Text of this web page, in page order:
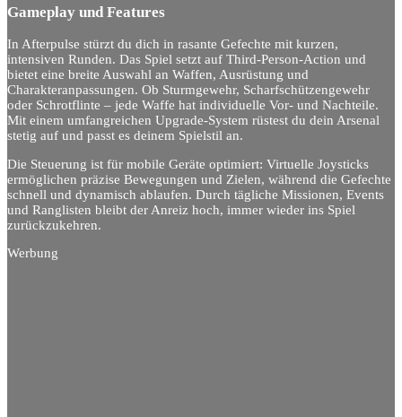
Gameplay und Features
In Afterpulse stürzt du dich in rasante Gefechte mit kurzen,
intensiven Runden. Das Spiel setzt auf Third-Person-Action und
bietet eine breite Auswahl an Waffen, Ausrüstung und
Charakteranpassungen. Ob Sturmgewehr, Scharfschützengewehr
oder Schrotflinte – jede Waffe hat individuelle Vor- und Nachteile.
Mit einem umfangreichen Upgrade-System rüstest du dein Arsenal
stetig auf und passt es deinem Spielstil an.
Die Steuerung ist für mobile Geräte optimiert: Virtuelle Joysticks
ermöglichen präzise Bewegungen und Zielen, während die Gefechte
schnell und dynamisch ablaufen. Durch tägliche Missionen, Events
und Ranglisten bleibt der Anreiz hoch, immer wieder ins Spiel
zurückzukehren.
Werbung